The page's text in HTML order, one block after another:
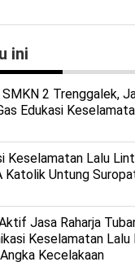
ini
2 Trenggalek,
Edukasi
Keselamatan Lalu
Katolik Untung
Jasa Raharja
Keselamatan
Kecelakaan